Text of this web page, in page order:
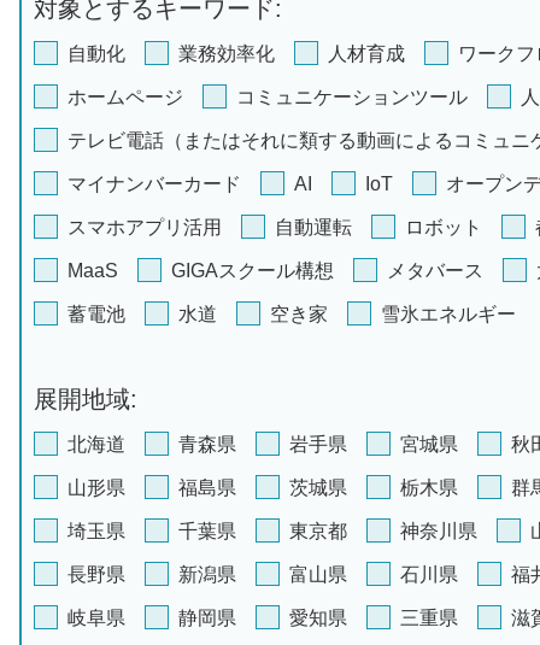
対象とするキーワード:
自動化 業務効率化 人材育成 ワークフ
ホームページ コミュニケーションツール
テレビ電話（またはそれに類する動画によるコミュニ
マイナンバーカード AI IoT オープン
スマホアプリ活用 自動運転 ロボット
MaaS GIGAスクール構想 メタバース
蓄電池 水道 空き家 雪氷エネルギー
展開地域:
北海道 青森県 岩手県 宮城県 秋
山形県 福島県 茨城県 栃木県 群
埼玉県 千葉県 東京都 神奈川県
長野県 新潟県 富山県 石川県 福
岐阜県 静岡県 愛知県 三重県 滋